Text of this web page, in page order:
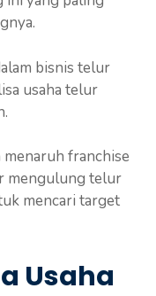
bisnis telur
usaha telur
franchise
mengulung telur
mencari target
Usaha